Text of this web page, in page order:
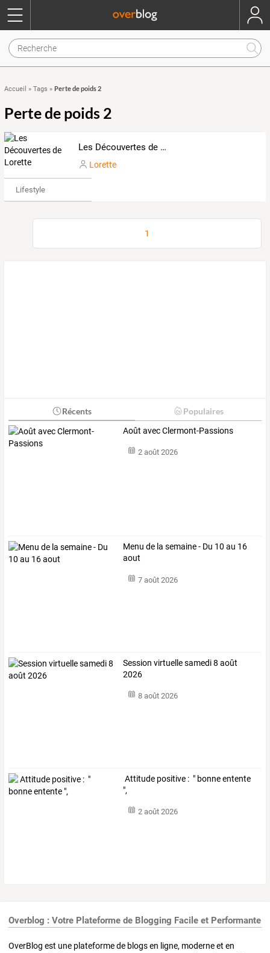
Accueil » Tags » Perte de poids 2
Perte de poids 2
Les Découvertes de Lorette
Lorette
Lifestyle
1
Récents Populaires
Août avec Clermont-Passions
2 août 2026
Menu de la semaine - Du 10 au 16
aout
7 août 2026
Session virtuelle samedi 8 août
2026
8 août 2026
Attitude positive : " bonne entente
",
2 août 2026
Overblog : Votre Plateforme de Blogging Facile et Performante
OverBlog est une plateforme de blogs en ligne, moderne et en